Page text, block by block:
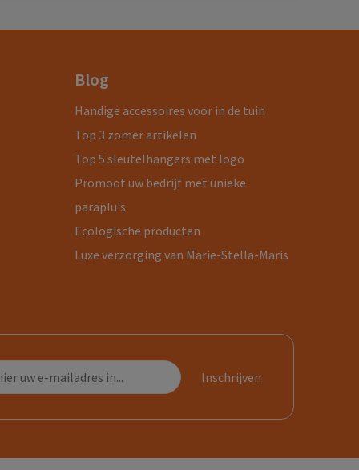
Blog
Handige accessoires voor in de tuin
Top 3 zomer artikelen
Top 5 sleutelhangers met logo
Promoot uw bedrijf met unieke
paraplu's
Ecologische producten
Luxe verzorging van Marie-Stella-Maris